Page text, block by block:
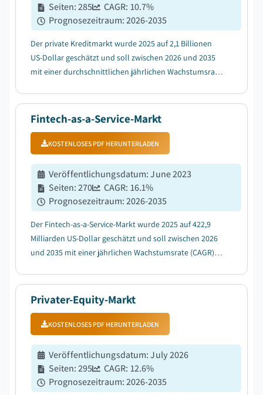
Seiten:285 CAGR: 10.7%
Prognosezeitraum:2026-2035
Der private Kreditmarkt wurde 2025 auf 2,1 Billionen
US-Dollar geschätzt und soll zwischen 2026 und 2035
mit einer durchschnittlichen jährlichen Wachstumsrate
Vermögenswerte....
Fintech-as-a-Service-Markt
KOSTENLOSES PDF HERUNTERLADEN
Veröffentlichungsdatum:June 2023
Seiten:270 CAGR: 16.1%
Prognosezeitraum:2026-2035
Der Fintech-as-a-Service-Markt wurde 2025 auf 422,9
Milliarden US-Dollar geschätzt und soll zwischen 2026
und 2035 mit einer jährlichen Wachstumsrate (CAGR)
ist....
Privater-Equity-Markt
KOSTENLOSES PDF HERUNTERLADEN
Veröffentlichungsdatum:July 2026
Seiten:295 CAGR: 12.6%
Prognosezeitraum:2026-2035